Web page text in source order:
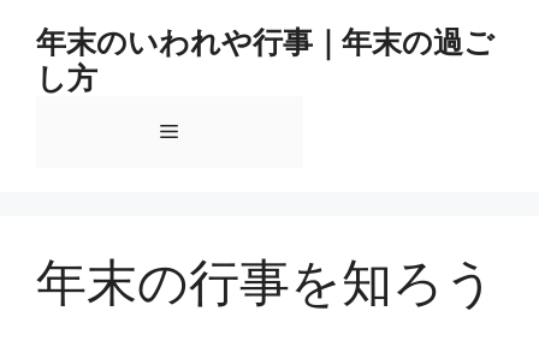
年末のいわれや行事｜年末の過ご
し方
メ
ュ
年末の行事を知ろう